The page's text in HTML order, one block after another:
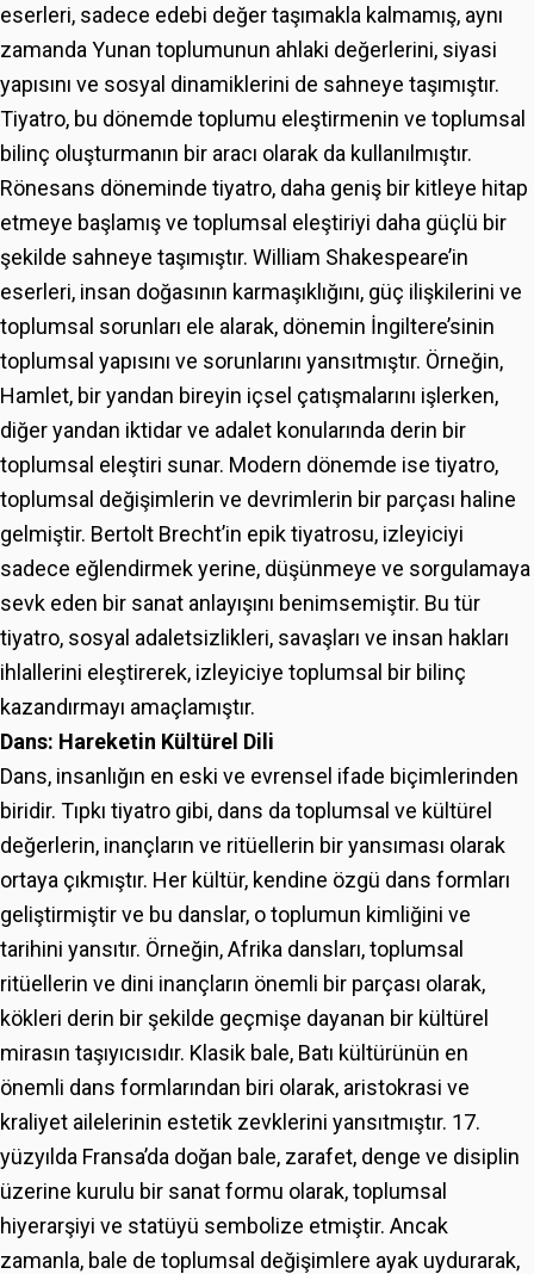
eserleri, sadece edebi değer taşımakla kalmamış, aynı
zamanda Yunan toplumunun ahlaki değerlerini, siyasi
yapısını ve sosyal dinamiklerini de sahneye taşımıştır.
Tiyatro, bu dönemde toplumu eleştirmenin ve toplumsal
bilinç oluşturmanın bir aracı olarak da kullanılmıştır.
Rönesans döneminde tiyatro, daha geniş bir kitleye hitap
etmeye başlamış ve toplumsal eleştiriyi daha güçlü bir
şekilde sahneye taşımıştır. William Shakespeare’in
eserleri, insan doğasının karmaşıklığını, güç ilişkilerini ve
toplumsal sorunları ele alarak, dönemin İngiltere’sinin
toplumsal yapısını ve sorunlarını yansıtmıştır. Örneğin,
Hamlet, bir yandan bireyin içsel çatışmalarını işlerken,
diğer yandan iktidar ve adalet konularında derin bir
toplumsal eleştiri sunar. Modern dönemde ise tiyatro,
toplumsal değişimlerin ve devrimlerin bir parçası haline
gelmiştir. Bertolt Brecht’in epik tiyatrosu, izleyiciyi
sadece eğlendirmek yerine, düşünmeye ve sorgulamaya
sevk eden bir sanat anlayışını benimsemiştir. Bu tür
tiyatro, sosyal adaletsizlikleri, savaşları ve insan hakları
ihlallerini eleştirerek, izleyiciye toplumsal bir bilinç
kazandırmayı amaçlamıştır.
Dans: Hareketin Kültürel Dili
Dans, insanlığın en eski ve evrensel ifade biçimlerinden
biridir. Tıpkı tiyatro gibi, dans da toplumsal ve kültürel
değerlerin, inançların ve ritüellerin bir yansıması olarak
ortaya çıkmıştır. Her kültür, kendine özgü dans formları
geliştirmiştir ve bu danslar, o toplumun kimliğini ve
tarihini yansıtır. Örneğin, Afrika dansları, toplumsal
ritüellerin ve dini inançların önemli bir parçası olarak,
kökleri derin bir şekilde geçmişe dayanan bir kültürel
mirasın taşıyıcısıdır. Klasik bale, Batı kültürünün en
önemli dans formlarından biri olarak, aristokrasi ve
kraliyet ailelerinin estetik zevklerini yansıtmıştır. 17.
yüzyılda Fransa’da doğan bale, zarafet, denge ve disiplin
üzerine kurulu bir sanat formu olarak, toplumsal
hiyerarşiyi ve statüyü sembolize etmiştir. Ancak
zamanla, bale de toplumsal değişimlere ayak uydurarak,